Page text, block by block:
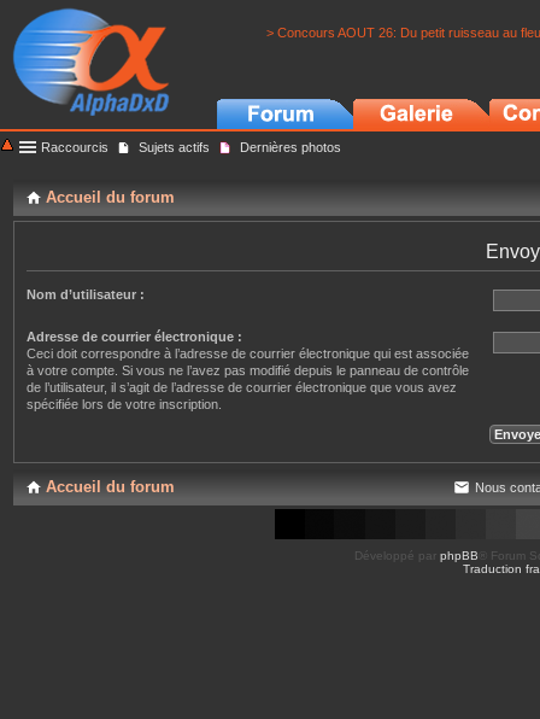
> Concours AOUT 26: Du petit ruisseau au
Raccourcis Sujets actifs Dernières photos
Accueil du forum
Nom d’utilisateur :
Adresse de courrier électronique :
Ceci doit correspondre à l’adresse de courrier électronique qui est associée
à votre compte. Si vous ne l’avez pas modifié depuis le panneau de contrôle
de l’utilisateur, il s’agit de l’adresse de courrier électronique que vous avez
spécifiée lors de votre inscription.
Accueil du forum Nous
Développé par phpBB ® Forum
Traduction